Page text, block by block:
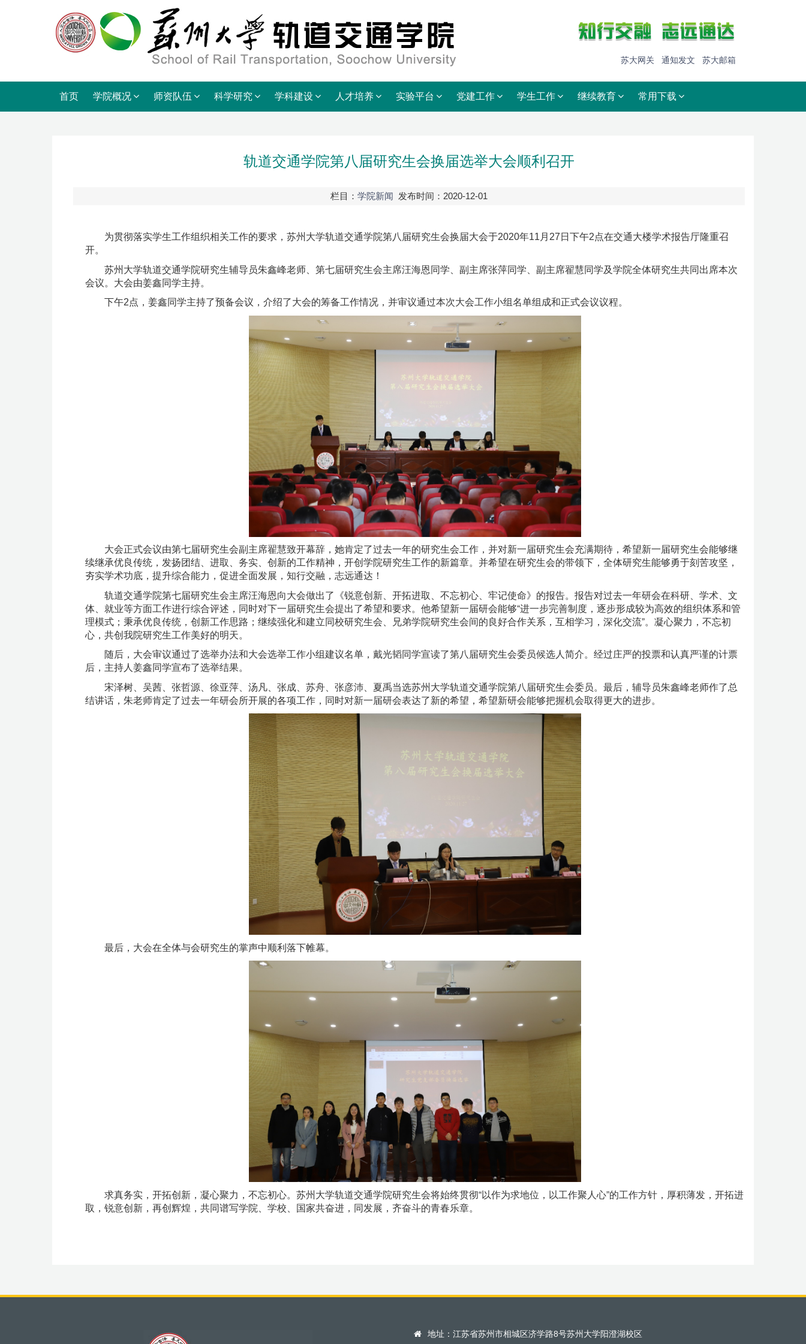
苏大网关 通知发文 苏大邮箱
首页 学院概况 师资队伍 科学研究 学科建设 人才培养 实验平台 党建工作 学生工作 继续教育 常用下载
轨道交通学院第八届研究生会换届选举大会顺利召开
栏目： 学院新闻 发布时间：2020-12-01
为贯彻落实学生工作组织相关工作的要求，苏州大学轨道交通学院第八届研究生会换届大会于2020年11月 27 日下午2点在交通大楼学术报告厅隆重召
开。
苏州大学轨道交通学院研究生辅导员朱鑫峰老师、第七届研究生会主席汪海恩同学、 副主席张萍同学、 副主席翟慧同学及学院全体研究生共同出席本次
会议。大会由姜鑫同学主持。
下午2点，姜鑫同学主持了预备会议，介绍了大会的筹备工作情况，并审议通过本次大会工作小组名单组成和正式会议议程。
大会正式会议由第七届研究生会副主席翟慧致开幕辞，她肯定了过去一年的研究生会工作，并对新一届研究生会充满期待，希望新一届研究生会能够继
续继承优良传统，发扬团结、进取、务实、创新的工作精神，开创学院研究生工作的新篇章。并希望在研究生会的带领下，全体研究生能够勇于刻苦攻坚，
夯实学术功底，提升综合能力，促进全面发展，知行交融，志远通达！
轨道交通学院第七届研究生会主席汪海恩向大会做出了《锐意创新、开拓进取、不忘初心、牢记使命》的报告。报告对过去一年研会在科研、学术、文
体、就业等方面工作进行综合评述，同时对下一届研究生会提出了希望和要求。他希望新一届研会能够“进一步完善制度，逐步形成较为高效的组织体系和管
理模式；秉承优良传统，创新工作思路；继续强化和建立同校研究生会、兄弟学院研究生会间的良好合作关系，互相学习，深化交流”。凝心聚力，不忘初
心，共创我院研究生工作美好的明天。
随后，大会审议通过了选举办法和大会选举工作小组建议名单，戴光韬同学宣读了第八届研究生会委员候选人简介。经过庄严的投票和认真严谨的计票
后，主持人姜鑫同学宣布了选举结果。
宋泽树、吴茜、张哲源、徐亚萍、汤凡、张成、苏舟、张彦沛、夏禹当选苏州大学轨道交通学院第八届研究生会委员。最后，辅导员朱鑫峰老师作了总
结讲话，朱老师肯定了过去一年研会所开展的各项工作，同时对新一届研会表达了新的希望，希望新研会能够把握机会取得更大的进步。
最后，大会在全体与会研究生的掌声中顺利落下帷幕。
求真务实，开拓创新，凝心聚力，不忘初心。苏州大学轨道交通学院研究生会将始终贯彻“以作为求地位，以工作聚人心”的工作方针，厚积薄发，开拓进
取，锐意创新，再创辉煌，共同谱写学院、学校、国家共奋进，同发展，齐奋斗的青春乐章。
地址：江苏省苏州市相城区济学路8号苏州大学阳澄湖校区